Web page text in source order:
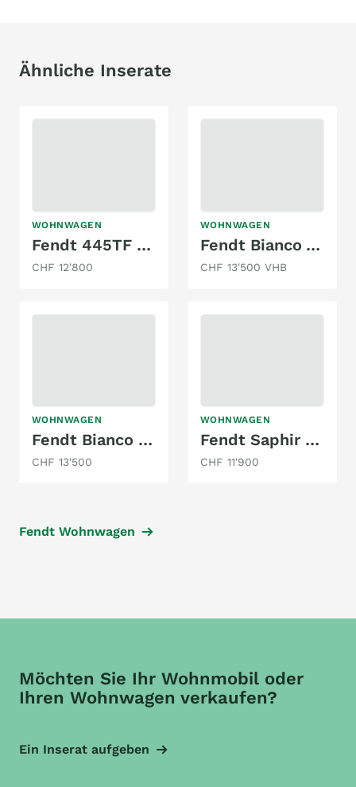
Ähnliche Inserate
WOHNWAGEN
Fendt 445TF Bianco Rosso Edition
CHF 12'800
WOHNWAGEN
Fendt Bianco Activ 495 SFE
CHF 13'500 VHB
WOHNWAGEN
Fendt Bianco 465 TG
CHF 13'500
WOHNWAGEN
Fendt Saphir Style 470
CHF 11'900
Fendt Wohnwagen
Möchten Sie Ihr Wohnmobil oder
Ihren Wohnwagen verkaufen?
Ein Inserat aufgeben